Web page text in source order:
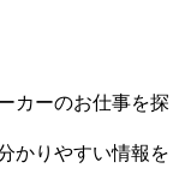
カーのお仕事を探
かりやすい情報を